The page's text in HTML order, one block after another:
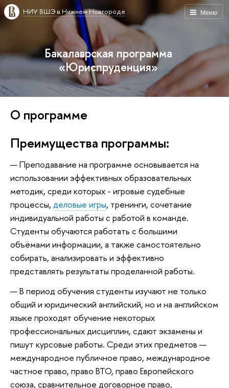
Меню
НИУ ВШЭ в Нижнем Новгороде
Бакалаврская программа
«Юриспруденция»
О программе
Преимущества программы:
Преподавание на программе основывается на
использовании эффективных образовательных
методик, среди которых - игровые судебные
процессы, деловые игры, тренинги, сочетание
индивидуальной работы с работой в команде.
Студенты обучаются работать с большими
объёмами информации, а также самостоятельно
собирать, анализировать и эффективно
представлять результаты проделанной работы.
В период обучения студенты изучают не только
общий и юридический английский, но и на английском
языке проходят обучение некоторых
профессиональных дисциплин, сдают экзамены и
пишут курсовые работы. Среди этих предметов —
международное публичное право, международное
частное право, право ВТО, право Европейского
союза, сравнительное договорное право,